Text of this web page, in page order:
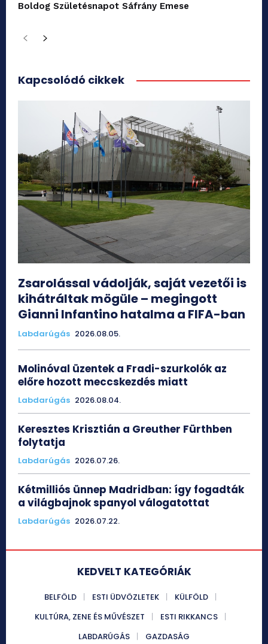
Boldog Születésnapot Sáfrány Emese
Kapcsolódó cikkek
Zsarolással vádolják, saját vezetői is
kihátráltak mögüle – megingott
Gianni Infantino hatalma a FIFA-ban
Labdarúgás 2026.08.05.
Molinóval üzentek a Fradi-szurkolók az
előre hozott meccskezdés miatt
Labdarúgás 2026.08.04.
Keresztes Krisztián a Greuther Fürthben
folytatja
Labdarúgás 2026.07.26.
Kétmilliós ünnep Madridban: így fogadták
a világbajnok spanyol válogatottat
Labdarúgás 2026.07.22.
KEDVELT KATEGÓRIÁK
BELFÖLD ESTI ÜDVÖZLETEK
KÜLFÖLD
KULTÚRA, ZENE ÉS MŰVÉSZET
ESTI RIKKANCS
LABDARÚGÁS
GAZDASÁG